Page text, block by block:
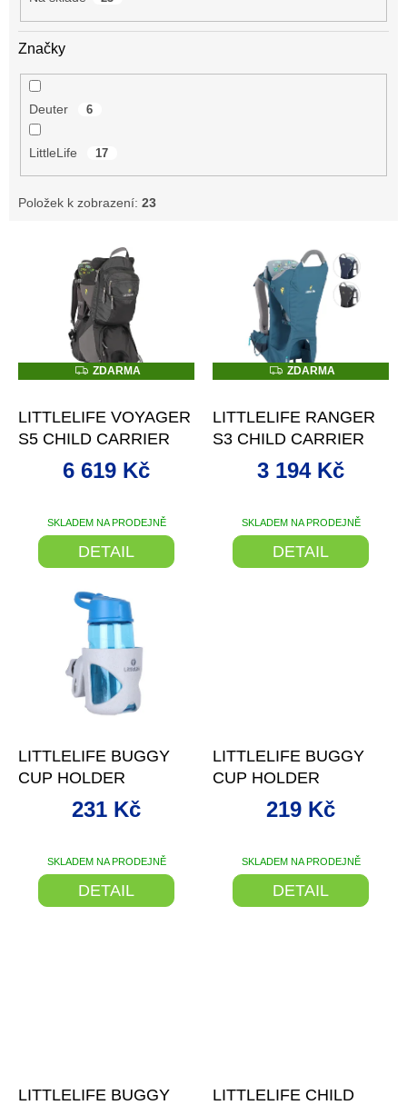
Značky
Deuter 6
LittleLife 17
Položek k zobrazení: 23
Z
D
M
A
ZDARMA
LITTLELIFE VOYAGER
S5 CHILD CARRIER
Průměrné
hodnocení
produktu
SKLADEM NA PRODEJNĚ
6 619 Kč
DETAIL
Z
D
M
A
ZDARMA
LITTLELIFE RANGER
S3 CHILD CARRIER
SKLADEM NA PRODEJNĚ
3 194 Kč
DETAIL
LITTLELIFE BUGGY
CUP HOLDER
SKLADEM NA PRODEJNĚ
231 Kč
DETAIL
LITTLELIFE BUGGY
CUP HOLDER
SKLADEM NA PRODEJNĚ
219 Kč
DETAIL
LITTLELIFE BUGGY
LITTLELIFE CHILD